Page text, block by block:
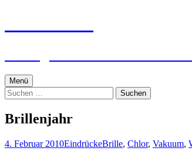
Menü
Suchen
nach:
Brillenjahr
4. Februar 2010EindrückeBrille, Chlor, Vakuum,